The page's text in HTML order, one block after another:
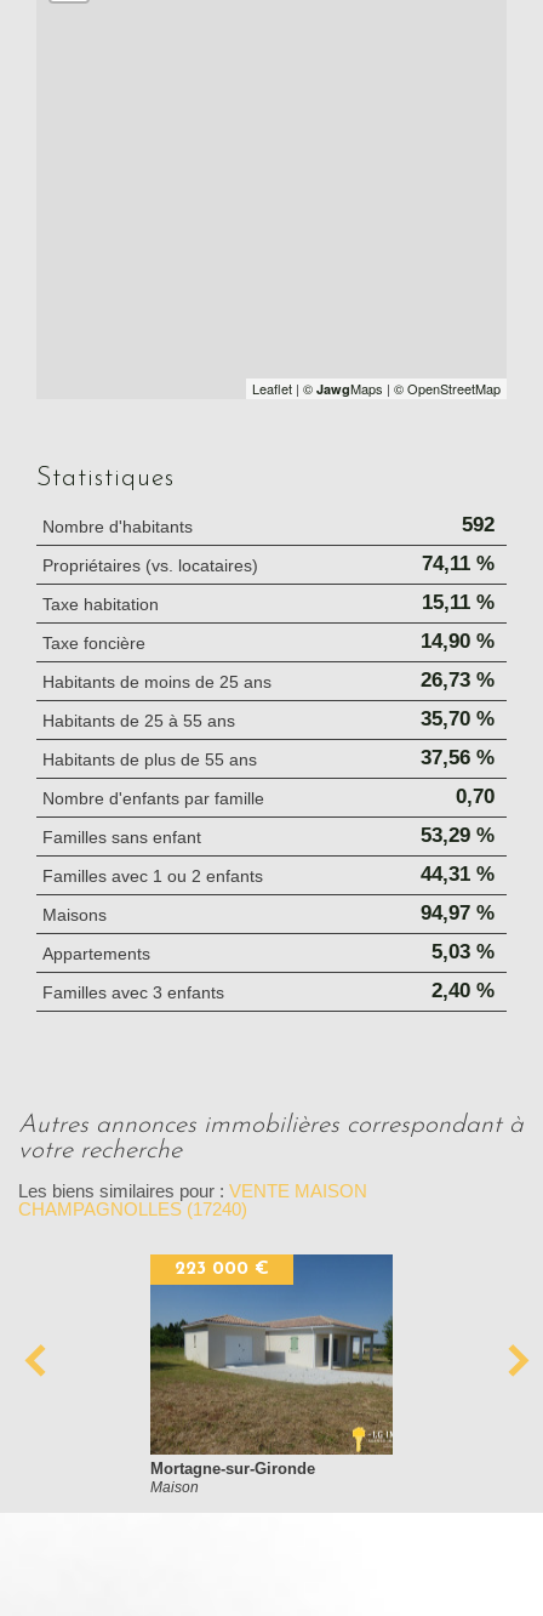
Leaflet | © JawgMaps | © OpenStreetMap
Statistiques
Nombre d'habitants 592
Propriétaires (vs. locataires) 74,11 %
Taxe habitation 15,11 %
Taxe foncière 14,90 %
Habitants de moins de 25 ans 26,73 %
Habitants de 25 à 55 ans 35,70 %
Habitants de plus de 55 ans 37,56 %
Nombre d'enfants par famille 0,70
Familles sans enfant 53,29 %
Familles avec 1 ou 2 enfants 44,31 %
Maisons 94,97 %
Appartements 5,03 %
Familles avec 3 enfants 2,40 %
autres annonces immobilières correspondant à
votre recherche
Les biens similaires pour : VENTE MAISON
CHAMPAGNOLLES (17240)
223 000 €
Mortagne-sur-Gironde
Maison